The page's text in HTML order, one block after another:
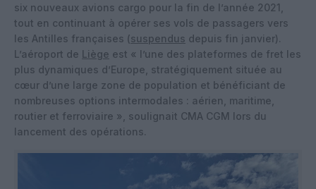
six nouveaux avions cargo pour la fin de l’année 2021,
tout en continuant à opérer ses vols de passagers vers
les Antilles françaises (suspendus depuis fin janvier).
L’aéroport de Liège est « l’une des plateformes de fret les
plus dynamiques d’Europe, stratégiquement située au
cœur d’une large zone de population et bénéficiant de
nombreuses options intermodales : aérien, maritime,
routier et ferroviaire », soulignait CMA CGM lors du
lancement des opérations.